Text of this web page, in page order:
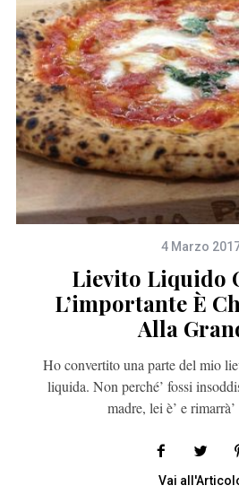
4 Marzo
Lievito Liquido
L’importante È
Alla
Ho convertito una parte del mio
liquida. Non perché’ fossi
madre, lei è’ e
Vai